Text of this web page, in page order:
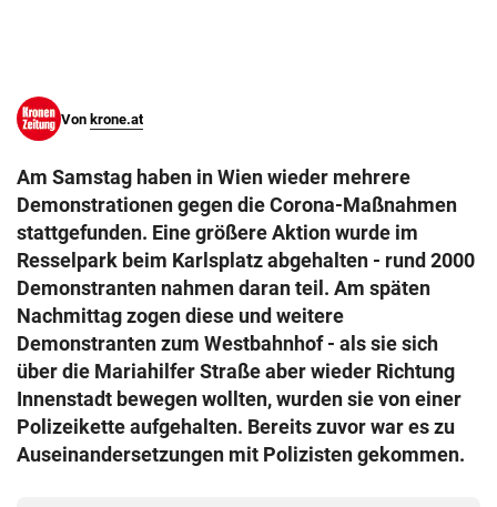
Von krone.at
Am Samstag haben in Wien wieder mehrere
Demonstrationen gegen die Corona-Maßnahmen
stattgefunden. Eine größere Aktion wurde im
Resselpark beim Karlsplatz abgehalten - rund 2000
Demonstranten nahmen daran teil. Am späten
Nachmittag zogen diese und weitere
Demonstranten zum Westbahnhof - als sie sich
über die Mariahilfer Straße aber wieder Richtung
Innenstadt bewegen wollten, wurden sie von einer
Polizeikette aufgehalten. Bereits zuvor war es zu
Auseinandersetzungen mit Polizisten gekommen.